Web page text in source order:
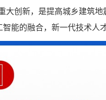
大创新，是提高城乡建筑
能的融合，新一代技术人